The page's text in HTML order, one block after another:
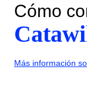
Cómo
Más información